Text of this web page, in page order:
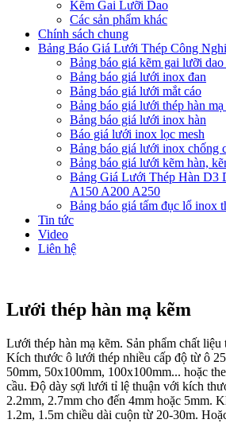
Kẽm Gai Lưỡi Dao
Các sản phẩm khác
Chính sách chung
Bảng Báo Giá Lưới Thép Công
Bảng báo giá kẽm gai lưỡi
Bảng báo giá lưới inox đan
Bảng báo giá lưới mắt cáo
Bảng báo giá lưới thép hàn
Bảng báo giá lưới inox hàn
Báo giá lưới inox lọc mesh
Bảng báo giá lưới inox chống
Bảng báo giá lưới kẽm hàn,
Bảng Giá Lưới Thép Hàn D3
A150 A200 A250
Bảng báo giá tấm đục lổ inox
Tin tức
Video
Liên hệ
Lưới thép hàn mạ kẽm
Lưới thép hàn mạ kẽm. Sản phẩm chất liệu
Kích thước ô lưới thép nhiều cấp độ từ ô
50mm, 50x100mm, 100x100mm... hoặc
cầu. Độ dày sợi lưới tỉ lệ thuận với kích
2.2mm, 2.7mm cho đến 4mm hoặc 5mm.
1.2m, 1.5m chiều dài cuộn từ 20-30m.